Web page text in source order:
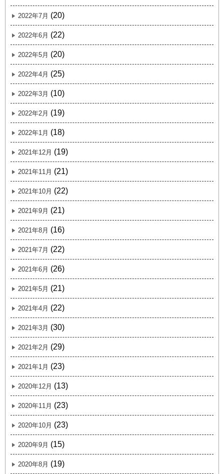
2022年7月 (20)
2022年6月 (22)
2022年5月 (20)
2022年4月 (25)
2022年3月 (10)
2022年2月 (19)
2022年1月 (18)
2021年12月 (19)
2021年11月 (21)
2021年10月 (22)
2021年9月 (21)
2021年8月 (16)
2021年7月 (22)
2021年6月 (26)
2021年5月 (21)
2021年4月 (22)
2021年3月 (30)
2021年2月 (29)
2021年1月 (23)
2020年12月 (13)
2020年11月 (23)
2020年10月 (23)
2020年9月 (15)
2020年8月 (19)